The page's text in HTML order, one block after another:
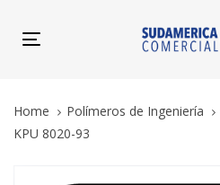
links
primary
content
Toggle
Home Polímeros de Ingeniería
KPU 8020-93